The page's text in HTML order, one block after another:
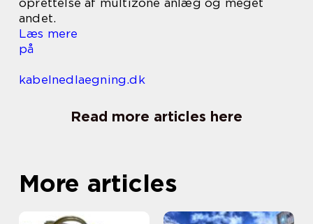
andet.
Læs mere
på
kabelnedlaegning.dk
Read more articles here
More articles